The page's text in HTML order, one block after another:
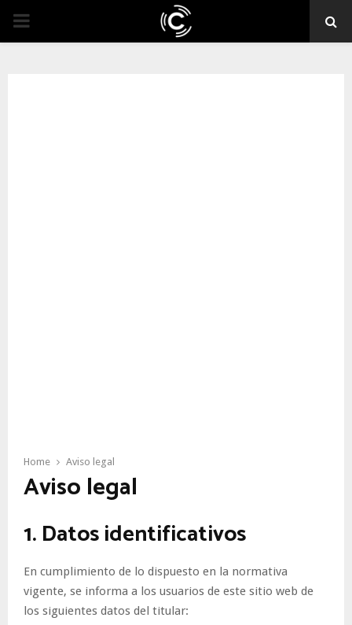
PRIMARY
Home Aviso legal
Aviso legal
1. Datos identificativos
En cumplimiento de lo dispuesto en la normativa
vigente, se informa a los usuarios de este sitio web de
los siguientes datos del titular: